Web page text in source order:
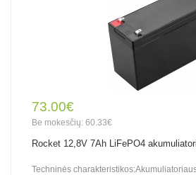
73.00€
Be mokesčių: 60.33€
Rocket 12,8V 7Ah LiFePO4
Techninės